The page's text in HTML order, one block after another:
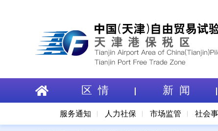
区 情 新 闻
服务通知 人力社保 市场监管 社会